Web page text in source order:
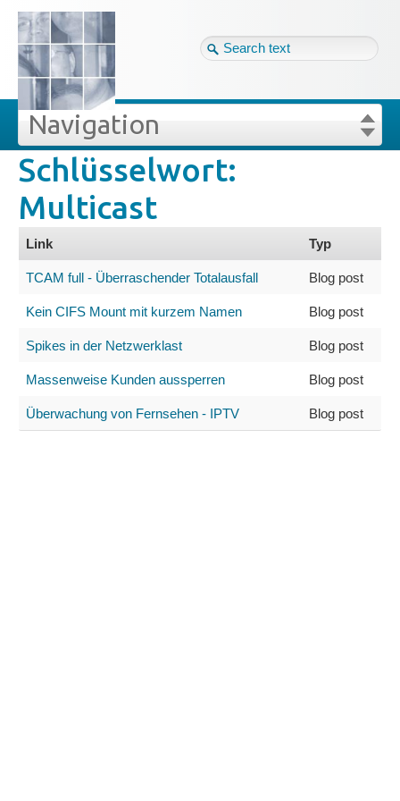
Tag cloud
Site map
Login
Forgot your password?
Navigation
Projekte
Veröffentlichungen
Blog
Impressum
Datenschutz
Schlüsselwort:
Multicast
Link Typ
TCAM full - Überraschender Totalausfall Blog post
Kein CIFS Mount mit kurzem Namen Blog post
Spikes in der Netzwerklast Blog post
Massenweise Kunden aussperren Blog post
Überwachung von Fernsehen - IPTV Blog post